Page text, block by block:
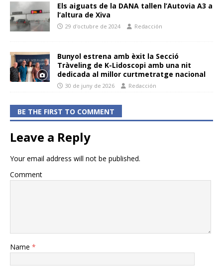
Els aiguats de la DANA tallen l’Autovia A3 a
l’altura de Xiva
29 d'octubre de 2024 Redacción
Bunyol estrena amb èxit la Secció
Tràveling de K-Lidoscopi amb una nit
dedicada al millor curtmetratge nacional
30 de juny de 2026 Redacción
BE THE FIRST TO COMMENT
Leave a Reply
Your email address will not be published.
Comment
Name *